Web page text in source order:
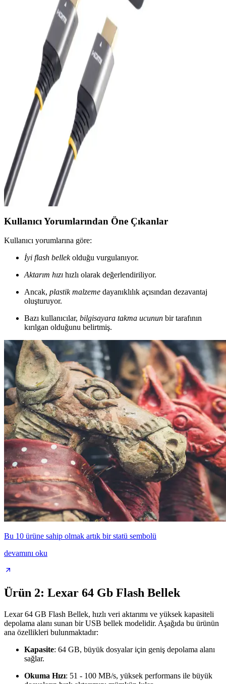
LinusTechTips'in dört yıl süren çalışmasıyla geliştirilen USB
kablosu, yüksek veri aktarım hızı ve silikon kaplamasıyla esneklik
sağlıyor. Etiketleme şeffaflığı ve rekabetçi fiyatıyla pazarda dikkat
Ac Mini WiFi 600 Mbps 5GHz USB Adaptör:
Yüksek Hızlı ve Taşınabilir Kablosuz Bağlantı
Çözümü
Kompakt tasarımıyla yüksek hız ve stabil bağlantı sağlayan Ac Mini
WiFi 600 Mbps adaptör, kolay kurulumu ve çift bant desteğiyle ev
ve ofis kullanımına uygun bir kablosuz çözüm sunar.
HDMI ve USB Bağlantılarının Güncel Kullanım ve
Teknolojik Gelişmeleri
HDMI ve USB bağlantıları, yüksek çözünürlük ve hızlı veri
aktarımıyla modern cihazların vazgeçilmezleri haline geliyor. Güncel
gelişmeler ve kullanım alanlarıyla bağlantı teknolojileri yakından
inceleniyor.
Kullanıcı Yorumlarından Öne Çıkanlar
Kullanıcı yorumlarına göre:
İyi flash bellekolduğu vurgulanıyor.
Aktarım hızı hızlı olarak değerlendiriliyor.
Ancak, plastik malzeme dayanıklılık açısından dezavantaj
oluşturuyor.
Bazı kullanıcılar, bilgisayara takma ucunun bir tarafının
kırılgan olduğunu belirtmiş.
Bu 10 ürüne sahip olmak artık bir statü sembolü
devamını oku
Ürün 2: Lexar 64 Gb Flash Bellek
Lexar 64 GB Flash Bellek, hızlı veri aktarımı ve yüksek kapasiteli
depolama alanı sunan bir USB bellek modelidir. Aşağıda bu ürünün
ana özellikleri bulunmaktadır:
Kapasite: 64 GB, büyük dosyalar için geniş depolama alanı
sağlar.
Okuma Hızı: 51 - 100 MB/s, yüksek performans ile büyük